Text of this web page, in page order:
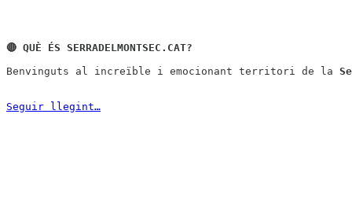
Benvinguts al increïble i emocionant territori de la
Seguir llegint…